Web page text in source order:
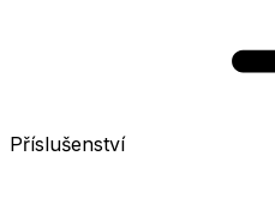
Příslušenství